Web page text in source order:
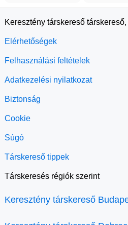
Keresztény társkereső
Elérhetőségek
Felhasználási feltételek
Adatkezelési nyilatkozat
Biztonság
Cookie
Súgó
Társkereső tippek
Társkeresés régiók szerint
Keresztény társkereső